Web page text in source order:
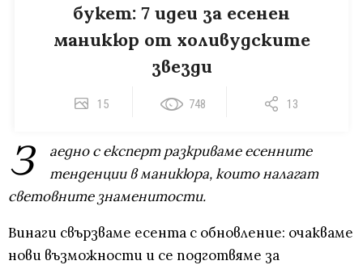
букет: 7 идеи за есенен
маникюр от холивудските
звезди
15 748 13
З
аедно с експерт разкриваме есенните
тенденции в маникюра, които налагат
световните знаменитости.
Винаги свързваме есента с обновление: очакваме
нови възможности и се подготвяме за